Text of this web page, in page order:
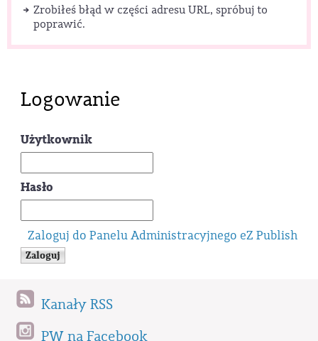
Zrobiłeś błąd w części adresu URL, spróbuj to
poprawić.
Logowanie
Użytkownik
Hasło
Zaloguj do Panelu Administracyjnego eZ Publish
Kanały RSS
PW na Facebook